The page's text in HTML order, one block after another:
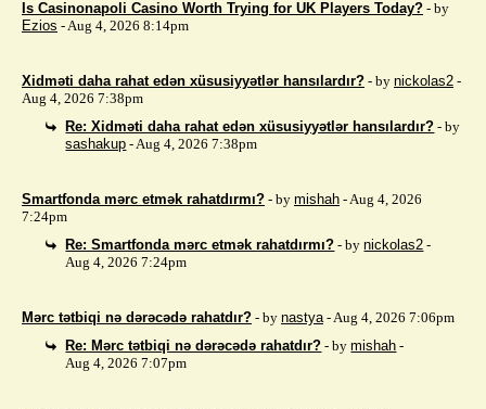
Is Casinonapoli Casino Worth Trying for UK Players Today? - by
Ezios - Aug 4, 2026 8:14pm
Xidməti daha rahat edən xüsusiyyətlər hansılardır? - by nickolas2 -
Aug 4, 2026 7:38pm
Re: Xidməti daha rahat edən xüsusiyyətlər hansılardır? - by
sashakup - Aug 4, 2026 7:38pm
Smartfonda mərc etmək rahatdırmı? - by mishah - Aug 4, 2026
7:24pm
Re: Smartfonda mərc etmək rahatdırmı? - bynickolas2 -
Aug 4, 2026 7:24pm
Mərc tətbiqi nə dərəcədə rahatdır? - by nastya- Aug 4, 2026 7:06pm
Re: Mərc tətbiqi nə dərəcədə rahatdır? - bymishah -
Aug 4, 2026 7:07pm